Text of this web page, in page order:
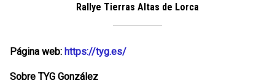
Rallye Tierras Altas de Lorca
Página web: https://tyg.es/
Sobre TYG González